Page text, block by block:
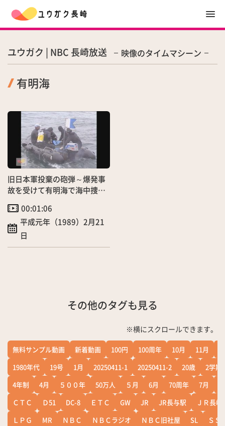
ユウガク | NBC 長崎放送 映像のタイムマシーン
有明海
旧日本軍投棄の砲弾～爆発事
故を受けて有明海で海中捜
00:01:06
平成元年（1989）2月21
日
その他のタグも見る
※横にスクロールできます。
無料サンプル動画 新着動画 100円 100周年 10月 11月
1980年代
19号 1月 20250411-1 20250411-2 20歳
2学期
4年制
4月 ５００年 50万人 ５月 6月 70周年 7月
ＣＴＣ
Ｄ51 DC-8 ＥＴＣ GW JR JR長与駅
ＪＲ長崎
ＬＰＧ
MR ＮＢＣ ＮＢＣラジオ ＮＢＣ旧社屋 SL
ＳＳ